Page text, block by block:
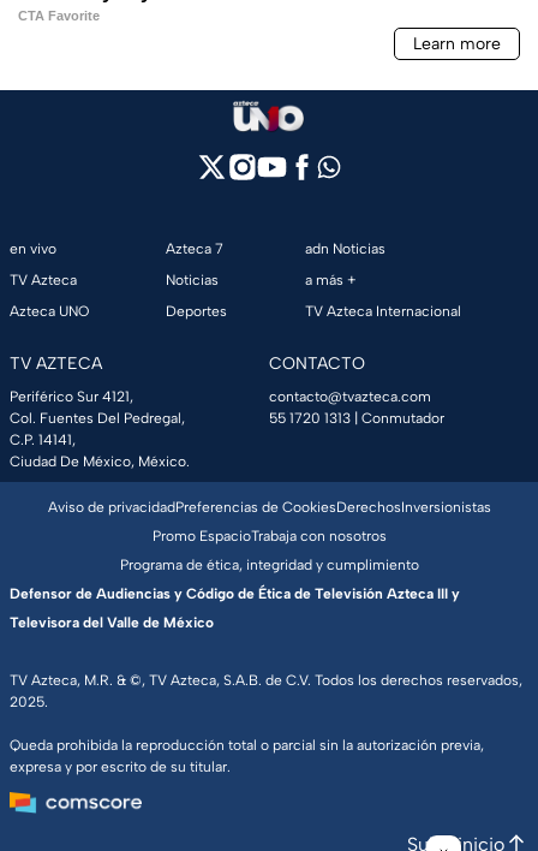
en vivo
TV Azteca
Azteca UNO
Azteca 7
Noticias
Deportes
adn Noticias
a más +
TV Azteca Internacional
TV AZTECA
Periférico Sur 4121,
Col. Fuentes Del Pedregal,
C.P. 14141,
Ciudad De México, México.
CONTACTO
contacto@tvazteca.com
55 1720 1313 | Conmutador
TV Azteca, M.R. & ©, TV Azteca, S.A.B. de C.V. Todos los derechos reservados,
2025.
Queda prohibida la reproducción total o parcial sin la autorización previa,
expresa y por escrito de su titular.
Aviso de privacidadPreferencias de CookiesDerechosInversionistas
Promo EspacioTrabaja con nosotros
Programa de ética, integridad y cumplimiento
Defensor de Audiencias y Código de Ética de Televisión Azteca III y
Televisora del Valle de México
Subir inicio